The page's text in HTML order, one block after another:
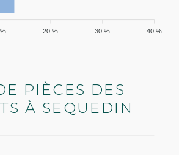
40 %
30 %
20 %
PIÈCES DES
À SEQUEDIN